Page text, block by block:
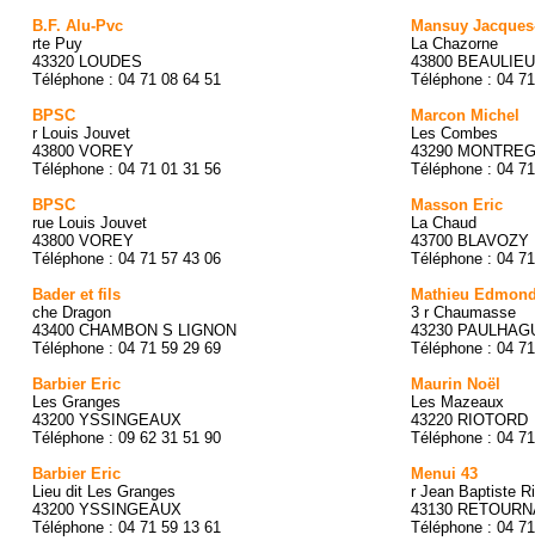
B.F. Alu-Pvc
rte Puy
43320 LOUDES
Téléphone : 04 71 08 64 51
BPSC
r Louis Jouvet
43800 VOREY
Téléphone : 04 71 01 31 56
BPSC
rue Louis Jouvet
43800 VOREY
Téléphone : 04 71 57 43 06
Bader et fils
che Dragon
43400 CHAMBON S LIGNON
Téléphone : 04 71 59 29 69
Barbier Eric
Les Granges
43200 YSSINGEAUX
Téléphone : 09 62 31 51 90
Barbier Eric
Lieu dit Les Granges
43200 YSSINGEAUX
Téléphone : 04 71 59 13 61
Mansuy
La Chazorne
43800 BEAULIEU
Téléphone : 04
Marcon Michel
Les Combes
43290
Téléphone : 04
Masson Eric
La Chaud
43700 BLAVOZY
Téléphone : 04
Mathieu
3 r Chaumasse
43230
Téléphone : 04
Maurin Noël
Les Mazeaux
43220 RIOTORD
Téléphone : 04
Menui 43
r Jean Baptiste
43130
Téléphone : 04